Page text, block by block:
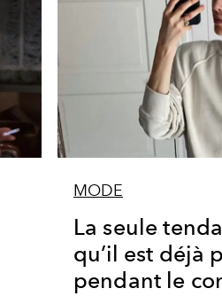
MODE
La seule
qu’il est déjà
pendant le